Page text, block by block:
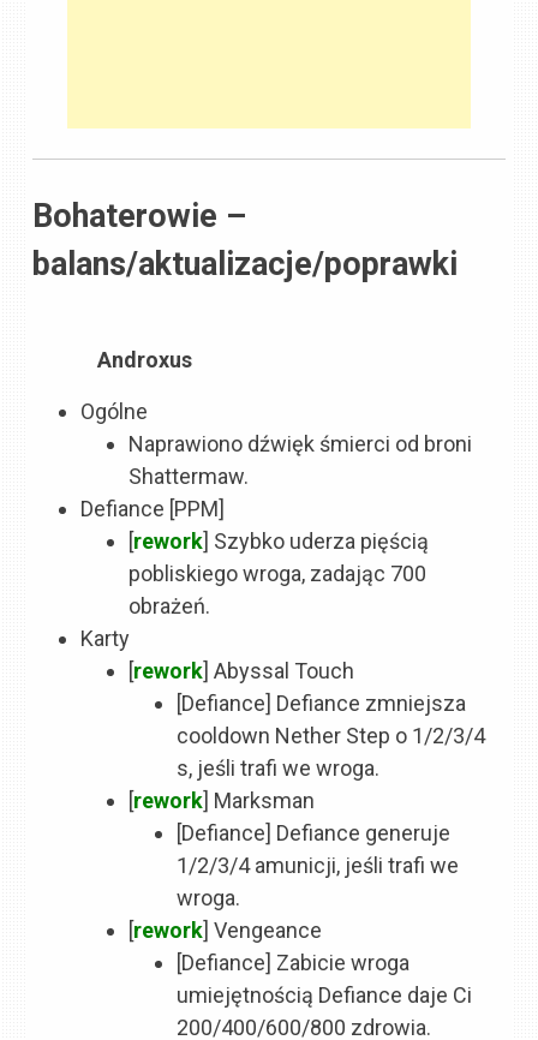
Bohaterowie –
balans/aktualizacje/poprawki
Androxus
Ogólne
Naprawiono dźwięk śmierci od broni
Shattermaw.
Defiance [PPM]
[rework] Szybko uderza pięścią
pobliskiego wroga, zadając 700
obrażeń.
Karty
[rework] Abyssal Touch
[Defiance] Defiance zmniejsza
cooldown Nether Step o 1/2/3/4
s, jeśli trafi we wroga.
[rework] Marksman
[Defiance] Defiance generuje
1/2/3/4 amunicji, jeśli trafi we
wroga.
[rework] Vengeance
[Defiance] Zabicie wroga
umiejętnością Defiance daje Ci
200/400/600/800 zdrowia.